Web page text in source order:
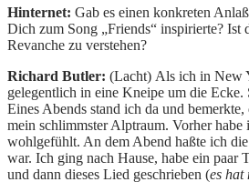
Hinternet: Gab es einen konkreten
Dich zum Song „Friends“ inspirierte? Ist
Revanche zu verstehen?
Richard Butler: (Lacht) Als ich in New
gelegentlich in eine Kneipe um die Ecke.
Eines Abends stand ich da und bemerkte,
mein schlimmster Alptraum. Vorher habe
wohlgefühlt. An dem Abend haßte ich
war. Ich ging nach Hause, habe ein paar
und dann dieses Lied geschrieben (es hat